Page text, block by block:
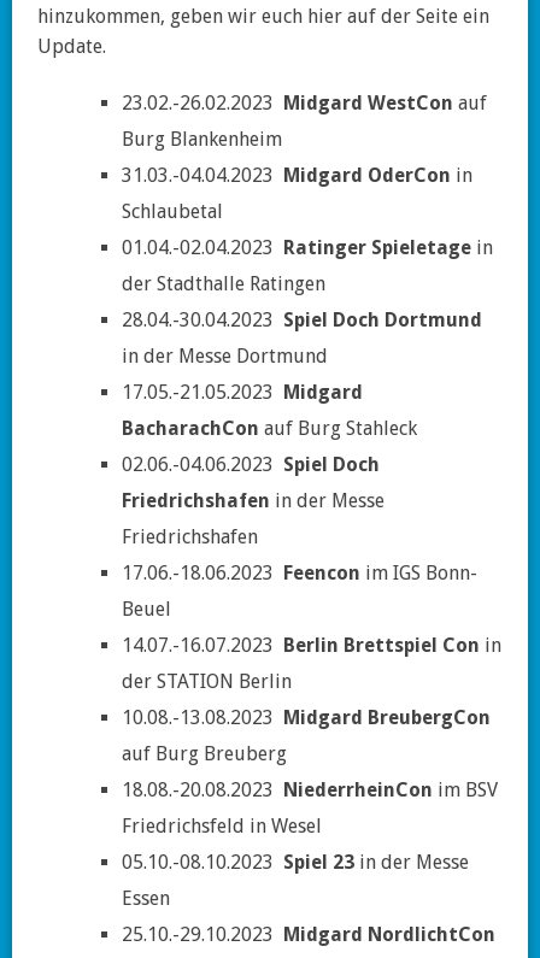
hinzukommen, geben wir euch hier auf der Seite ein
Update.
23.02.-26.02.2023 Midgard WestCon auf
Burg Blankenheim
31.03.-04.04.2023 Midgard OderCon in
Schlaubetal
01.04.-02.04.2023 Ratinger Spieletage in
der Stadthalle Ratingen
28.04.-30.04.2023 Spiel Doch Dortmund
in der Messe Dortmund
17.05.-21.05.2023 Midgard
BacharachCon auf Burg Stahleck
02.06.-04.06.2023 Spiel Doch
Friedrichshafen in der Messe
Friedrichshafen
17.06.-18.06.2023 Feencon im IGS Bonn-
Beuel
14.07.-16.07.2023 Berlin Brettspiel Con in
der STATION Berlin
10.08.-13.08.2023 Midgard BreubergCon
auf Burg Breuberg
18.08.-20.08.2023 NiederrheinCon im BSV
Friedrichsfeld in Wesel
05.10.-08.10.2023 Spiel 23 in der Messe
Essen
25.10.-29.10.2023 Midgard NordlichtCon